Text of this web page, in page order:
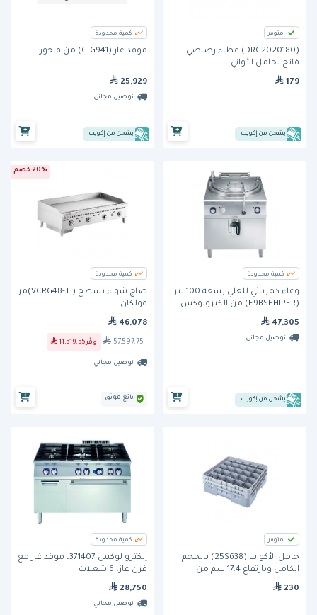
متوفر
(DRC2020180) غطاء رصاصي
فاتح لحامل الأواني
179
يشحن من إكويب
كمية محدودة
موقد غاز (C-G941) من فاجور
25,929
توصيل مجاني
يشحن من إكويب
كمية محدودة
وعاء كهربائي للغلي بسعة 100 لتر
(E9BSEHIPFR) من الكترولوكس
47,305
توصيل مجاني
يشحن من إكويب
20% خصم
كمية محدودة
صاج شواء بسطح ( VCRG48-T)من
فولكان
46,078
57,597.75 وفّر 11,519.55
توصيل مجاني
بائع موثق
متوفر
حامل الأكواب (25S638) بالحجم
الكامل وبارتفاع 17.4 سم من
كامبرو
230
كمية محدودة
إلكترو لوكس 371407، موقد غاز مع
فرن غاز، 6 شعلات
28,750
توصيل مجاني